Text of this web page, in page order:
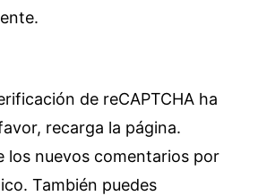
de reCAPTCHA ha
recarga la página.
los nuevos comentarios por
También puedes